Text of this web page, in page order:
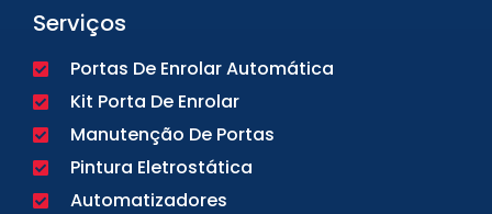
Serviços
Portas De Enrolar Automática
Kit Porta De Enrolar
Manutenção De Portas
Pintura Eletrostática
Automatizadores